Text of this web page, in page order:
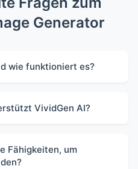
Generator
wie funktioniert es?
VividGen AI?
Fähigkeiten, um